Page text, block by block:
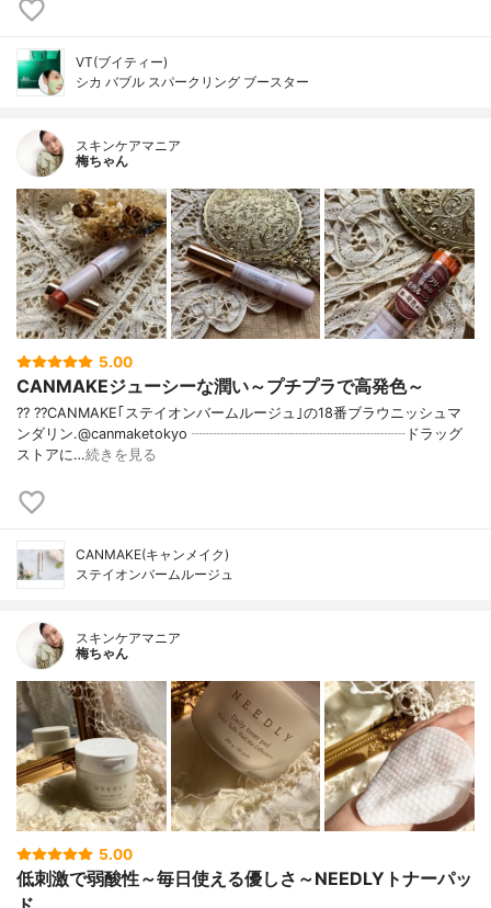
VT(ブイティー)
シカ バブル スパークリング ブースター
スキンケアマニア
梅ちゃん
5.00
CANMAKEジューシーな潤い～プチプラで高発色～
?? ??CANMAKE｢ステイオンバームルージュ｣の18番ブラウニッシュマ
ンダリン.@canmaketokyo ┈┈┈┈┈┈┈┈┈┈┈┈┈┈┈ドラッグ
ストアに…続きを見る
CANMAKE(キャンメイク)
ステイオンバームルージュ
スキンケアマニア
梅ちゃん
5.00
低刺激で弱酸性～毎日使える優しさ～NEEDLYトナーパッ